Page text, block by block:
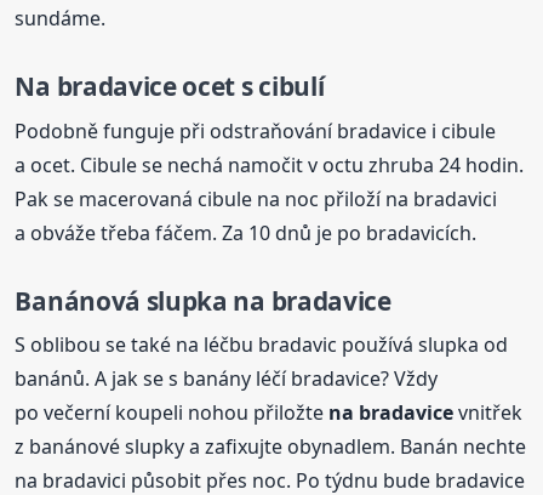
sundáme.
Na bradaviceocet s cibulí
Podobně funguje při odstraňování bradavice i cibule
a ocet. Cibule se nechá namočit v octu zhruba 24 hodin.
Pak se macerovaná cibule na noc přiloží na bradavici
a obváže třeba fáčem. Za 10 dnů je po bradavicích.
Banánová slupka na bradavice
S oblibou se také na léčbu bradavic používá slupka od
banánů. A jak se s banány léčí bradavice? Vždy
po večerní koupeli nohou přiložte na bradavicevnitřek
z banánové slupky a zafixujte obynadlem. Banán nechte
na bradavici působit přes noc. Po týdnu bude bradavice